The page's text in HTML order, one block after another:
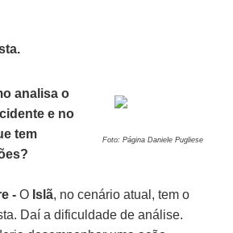
Foto: Página Daniele Pugliese
analisa o
e no
tem
- O Islã, no cenário atual, tem o
Daí a dificuldade de análise.